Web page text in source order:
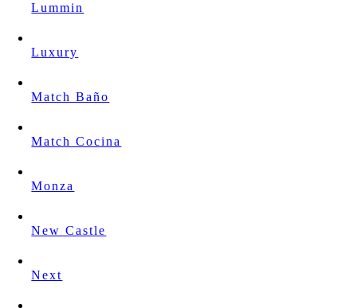
Lummin
Luxury
Match Baño
Match Cocina
Monza
New Castle
Next